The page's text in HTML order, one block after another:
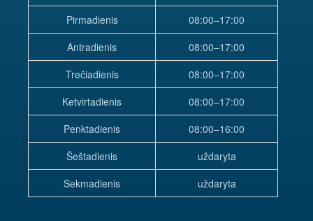
Pirmadienis
08:00–17:00
Antradienis
08:00–17:00
Trečiadienis
08:00–17:00
Ketvirtadienis
08:00–17:00
Penktadienis
08:00–16:00
Šeštadienis
uždaryta
Sekmadienis
uždaryta